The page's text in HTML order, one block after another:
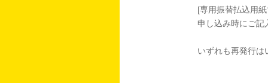
[専用振替払込用
申し込み時にご記
いずれも再発行は